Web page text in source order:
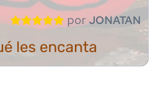
por JONATAN
les encanta